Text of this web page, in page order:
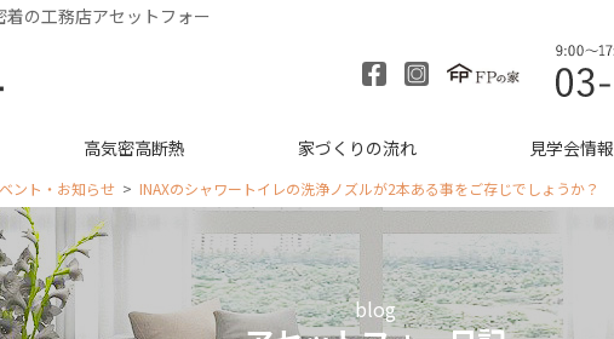
の工務店アセットフォー
高気密高断熱 家づくりの流れ 見学会情報
ント・お知らせ INAXのシャワートイレの洗浄ノズルが2本ある事をご存じでしょうか？
blog